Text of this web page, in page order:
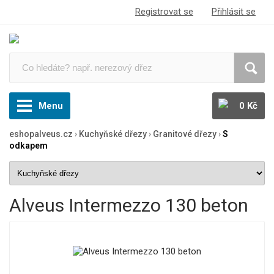
Registrovat se Přihlásit se
Menu 0 Kč
eshopalveus.cz › Kuchyňské dřezy› Granitové dřezy›S
odkapem
Alveus Intermezzo 130 beton